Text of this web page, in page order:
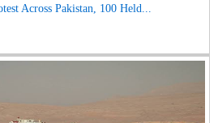
Across Pakistan, 100 Held...